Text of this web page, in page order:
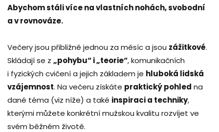
Abychom stáli více na vlastních nohách, svobodní
a v rovnováze.
Večery jsou přibližně jednou za měsíc a jsou zážitkové.
Skládají se z „pohybu“ i „teorie“, komunikačních
i fyzických cvičení a jejich základem je hluboká lidská
vzájemnost. Na večeru získáte praktický pohled na
dané téma (viz níže) a také inspiraci a techniky,
kterými můžete konkrétní mužskou kvalitu rozvíjet ve
svém běžném životě.